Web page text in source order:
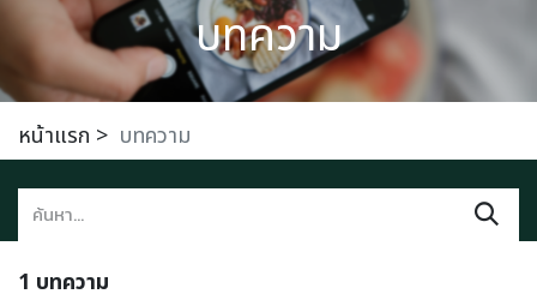
บทความ
หน้าแรก > บทความ
1 บทความ